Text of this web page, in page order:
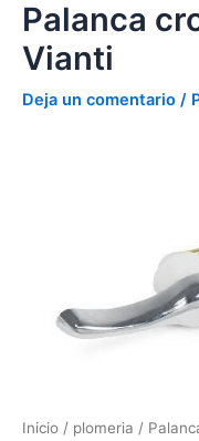
contenido
Palanca
Vianti
Deja un comentario /
Inicio / plomeria /
WC
Vianti
cantidad